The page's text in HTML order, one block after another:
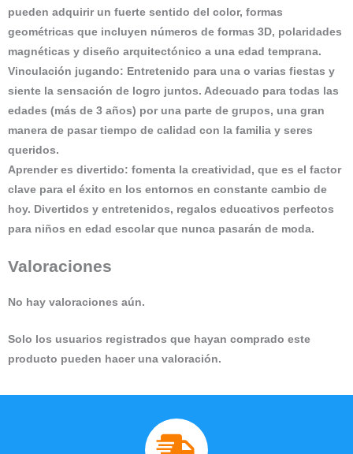
pueden adquirir un fuerte sentido del color, formas
geométricas que incluyen números de formas 3D, polaridades
magnéticas y diseño arquitectónico a una edad temprana.
Vinculación jugando: Entretenido para una o varias fiestas y
siente la sensación de logro juntos. Adecuado para todas las
edades (más de 3 años) por una parte de grupos, una gran
manera de pasar tiempo de calidad con la familia y seres
queridos.
Aprender es divertido: fomenta la creatividad, que es el factor
clave para el éxito en los entornos en constante cambio de
hoy. Divertidos y entretenidos, regalos educativos perfectos
para niños en edad escolar que nunca pasarán de moda.
Valoraciones
No hay valoraciones aún.
Solo los usuarios registrados que hayan comprado este
producto pueden hacer una valoración.